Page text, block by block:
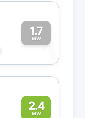
1.7
MW1
2.4
MW